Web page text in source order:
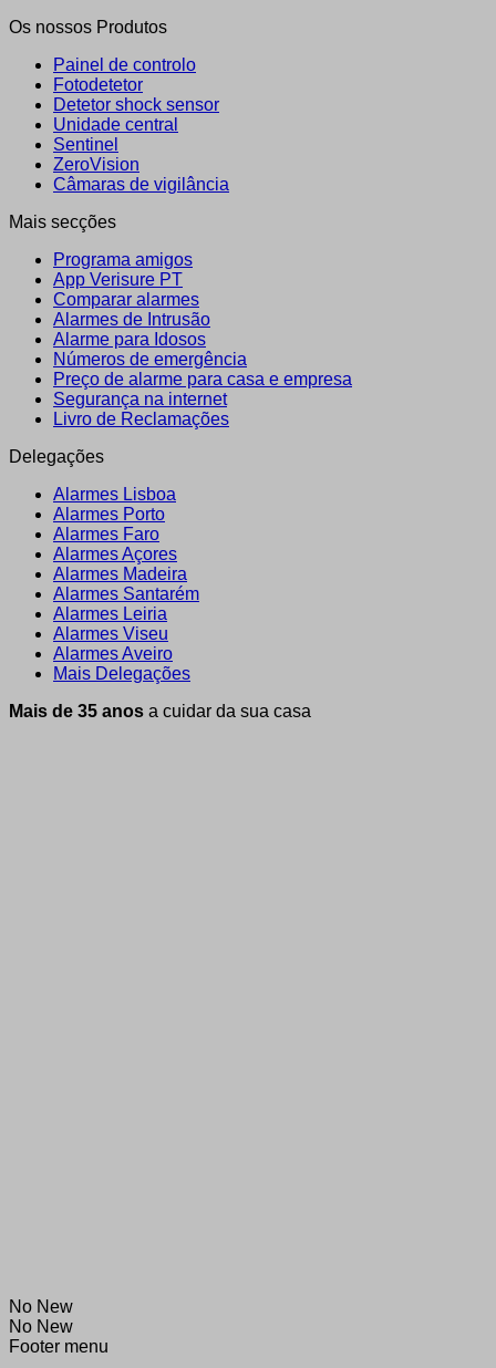
Os nossos Produtos
Painel de controlo
Fotodetetor
Detetor shock sensor
Unidade central
Sentinel
ZeroVision
Câmaras de vigilância
Mais secções
Programa amigos
App Verisure PT
Comparar alarmes
Alarmes de Intrusão
Alarme para Idosos
Números de emergência
Preço de alarme para casa e empresa
Segurança na internet
Livro de Reclamações
Delegações
Alarmes Lisboa
Alarmes Porto
Alarmes Faro
Alarmes Açores
Alarmes Madeira
Alarmes Santarém
Alarmes Leiria
Alarmes Viseu
Alarmes Aveiro
Mais Delegações
Mais de 35 anos a cuidar da sua casa
No New
No New
Footer menu